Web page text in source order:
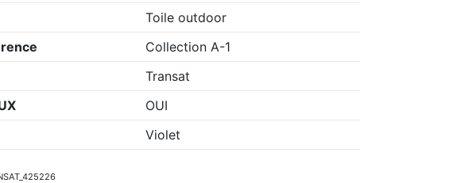
Toile outdoor
Collection A-1
Transat
OUI
Violet